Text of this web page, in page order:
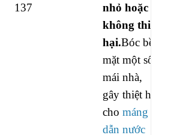
137
nhỏ hoặc
không thiệt
hại.Bóc bề
mặt một số
mái nhà,
gây thiệt hại
cho máng
dẫn nước